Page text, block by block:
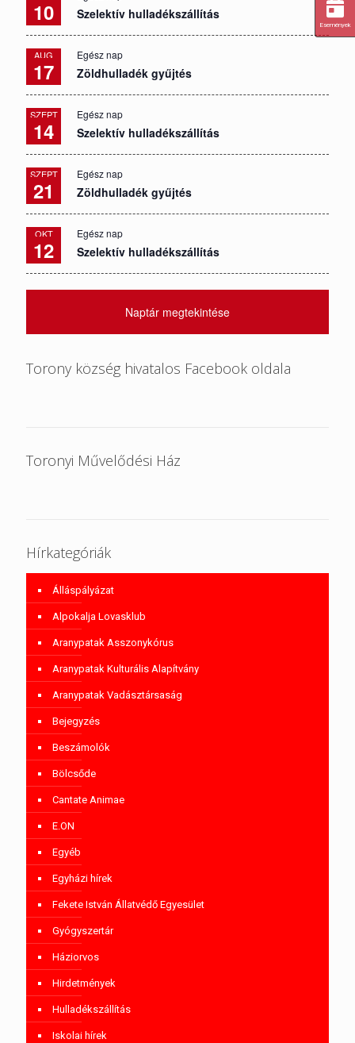
10 Szelektív hulladékszállítás
AUG
17
Egész nap
Zöldhulladék gyűjtés
SZEPT
14
Egész nap
Szelektív hulladékszállítás
SZEPT
21
Egész nap
Zöldhulladék gyűjtés
OKT
12
Egész nap
Szelektív hulladékszállítás
Naptár megtekintése
Torony község hivatalos Facebook oldala
Toronyi Művelődési Ház
Hírkategóriák
Álláspályázat
Alpokalja Lovasklub
Aranypatak Asszonykórus
Aranypatak Kulturális Alapítvány
Aranypatak Vadásztársaság
Bejegyzés
Beszámolók
Bölcsőde
Cantate Animae
E.ON
Egyéb
Egyházi hírek
Fekete István Állatvédő Egyesület
Gyógyszertár
Háziorvos
Hirdetmények
Hulladékszállítás
Iskolai hírek
Események